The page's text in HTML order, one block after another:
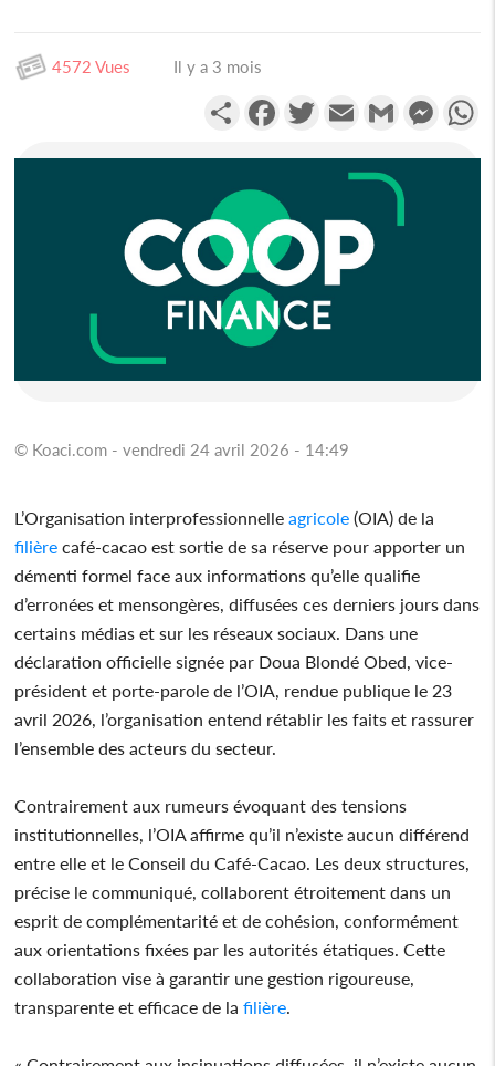
4572 Vues Il y a 3 mois
PartagerFacebookTwitterEmail Gmail
© Koaci.com - vendredi 24 avril 2026 - 14:49
L’Organisation interprofessionnelle agricole (OIA) de la
filière café-cacao est sortie de sa réserve pour apporter un
démenti formel face aux informations qu’elle qualifie
d’erronées et mensongères, diffusées ces derniers jours dans
certains médias et sur les réseaux sociaux. Dans une
déclaration officielle signée par Doua Blondé Obed, vice-
président et porte-parole de l’OIA, rendue publique le 23
avril 2026, l’organisation entend rétablir les faits et rassurer
l’ensemble des acteurs du secteur.
Contrairement aux rumeurs évoquant des tensions
institutionnelles, l’OIA affirme qu’il n’existe aucun différend
entre elle et le Conseil du Café-Cacao. Les deux structures,
précise le communiqué, collaborent étroitement dans un
esprit de complémentarité et de cohésion, conformément
aux orientations fixées par les autorités étatiques. Cette
collaboration vise à garantir une gestion rigoureuse,
transparente et efficace de la filière